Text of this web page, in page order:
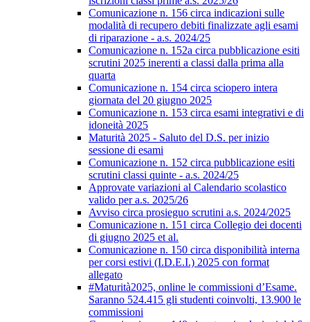
Comunicazione n. 156 circa indicazioni sulle
modalità di recupero debiti finalizzate agli esami
di riparazione - a.s. 2024/25
Comunicazione n. 152a circa pubblicazione esiti
scrutini 2025 inerenti a classi dalla prima alla
quarta
Comunicazione n. 154 circa sciopero intera
giornata del 20 giugno 2025
Comunicazione n. 153 circa esami integrativi e di
idoneità 2025
Maturità 2025 - Saluto del D.S. per inizio
sessione di esami
Comunicazione n. 152 circa pubblicazione esiti
scrutini classi quinte - a.s. 2024/25
Approvate variazioni al Calendario scolastico
valido per a.s. 2025/26
Avviso circa prosieguo scrutini a.s. 2024/2025
Comunicazione n. 151 circa Collegio dei docenti
di giugno 2025 et al.
Comunicazione n. 150 circa disponibilità interna
per corsi estivi (I.D.E.I.) 2025 con format
allegato
#Maturità2025, online le commissioni d’Esame.
Saranno 524.415 gli studenti coinvolti, 13.900 le
commissioni